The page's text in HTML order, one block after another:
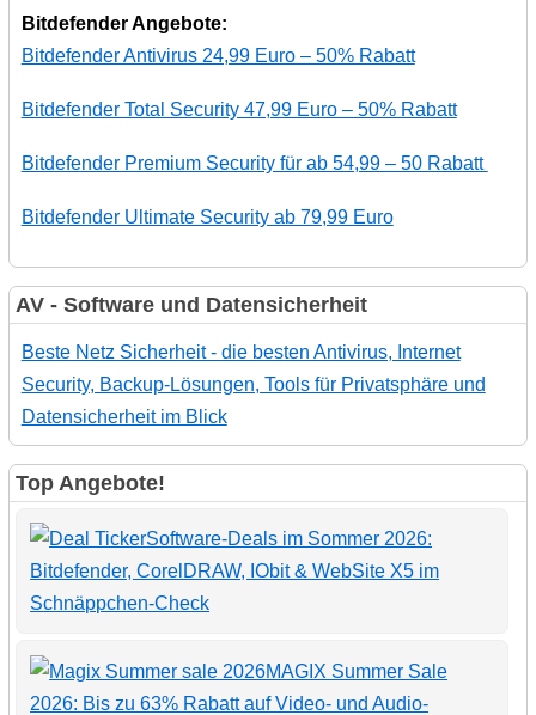
Bitdefender Angebote:
Bitdefender Antivirus 24,99 Euro – 50% Rabatt
Bitdefender Total Security 47,99 Euro – 50% Rabatt
Bitdefender Premium Security für ab 54,99 – 50 Rabatt
Bitdefender Ultimate Security ab 79,99 Euro
AV - Software und Datensicherheit
Beste Netz Sicherheit - die besten Antivirus, Internet
Security, Backup-Lösungen, Tools für Privatsphäre und
Datensicherheit im Blick
Top Angebote!
Software-Deals im Sommer 2026:
Bitdefender, CorelDRAW, IObit & WebSite X5 im
Schnäppchen-Check
MAGIX Summer Sale
2026: Bis zu 63% Rabatt auf Video- und Audio-